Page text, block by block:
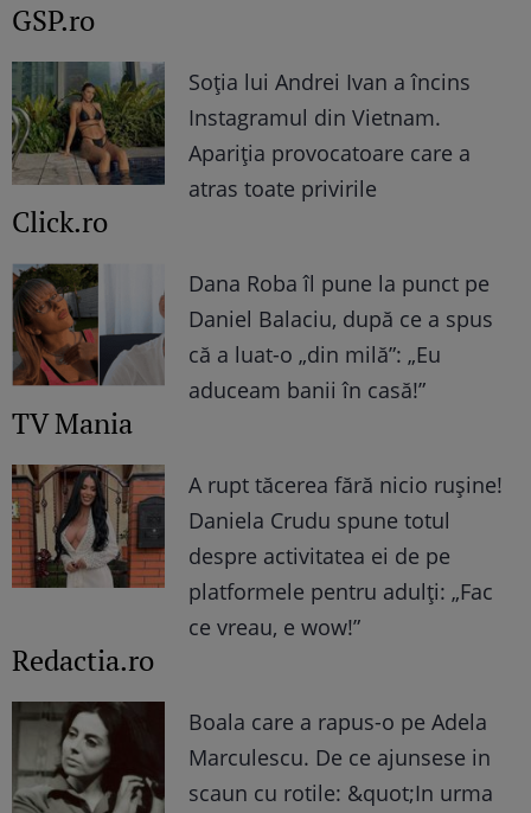
GSP.ro
Soția lui Andrei Ivan a încins
Instagramul din Vietnam.
Apariția provocatoare care a
atras toate privirile
Click.ro
Dana Roba îl pune la punct pe
Daniel Balaciu, după ce a spus
că a luat-o „din milă”: „Eu
aduceam banii în casă!”
TV Mania
A rupt tăcerea fără nicio rușine!
Daniela Crudu spune totul
despre activitatea ei de pe
platformele pentru adulți: „Fac
ce vreau, e wow!”
Redactia.ro
Boala care a rapus-o pe Adela
Marculescu. De ce ajunsese in
scaun cu rotile: &quot;In urma